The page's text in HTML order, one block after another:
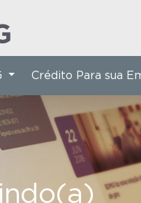
Crédito Para sua